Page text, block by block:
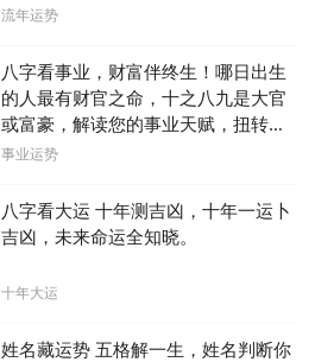
流年运势
八字看事业，财富伴终生！哪日出生
的人最有财官之命，十之八九是大官
或富豪，解读您的事业天赋，扭转当
下不利困局！！
事业运势
八字看大运 十年测吉凶，十年一运卜
吉凶，未来命运全知晓。
十年大运
姓名藏运势 五格解一生，姓名判断你